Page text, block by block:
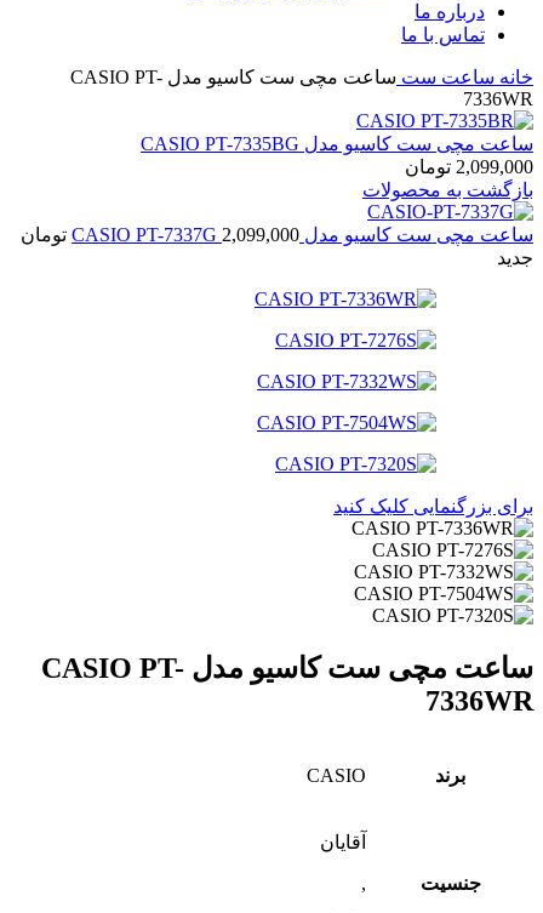
درباره ما
تماس با ما
خانه ساعت ست
ساعت مچی ست کاسیو مدل CASIO PT-
7336WR
ساعت مچی ست کاسیو مدل CASIO PT-7335BG
2,099,000 تومان
بازگشت به محصولات
ساعت مچی ست کاسیو مدل CASIO PT-7337G 2,099,000
تومان
جدید
برای بزرگنمایی کلیک کنید
ساعت مچی ست کاسیو مدل CASIO PT-
7336WR
برند CASIO
جنسیت
آقایان
,